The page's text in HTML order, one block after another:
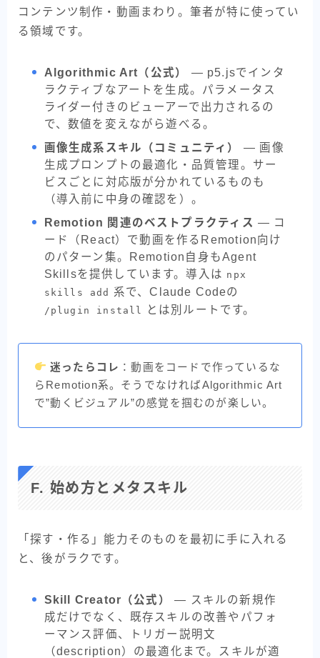
コンテンツ制作・動画まわり。筆者が特に使ってい
る領域です。
Algorithmic Art（公式）
— p5.jsでインタ
ラクティブなアートを生成。パラメータス
ライダー付きのビューアーで出力されるの
で、数値を変えながら遊べる。
画像生成系スキル（コミュニティ）
— 画像
生成プロンプトの最適化・品質管理。サー
ビスごとに対応版が分かれているものも
（導入前に中身の確認を）。
Remotion 関連のベストプラクティス — コ
ード（React）で動画を作るRemotion向け
のパターン集。Remotion自身もAgent
Skillsを提供しています。導入は npx
skills add
系で、Claude Codeの
/plugin install とは別ルートです。
迷ったらコレ ：動画をコードで作っているな
らRemotion系。そうでなければAlgorithmic Art
で”動くビジュアル”の感覚を掴むのが楽しい。
F. 始め方とメタスキル
「探す・作る」能力そのものを最初に手に入れる
と、後がラクです。
Skill Creator（公式）
— スキルの新規作
成だけでなく、既存スキルの改善やパフォ
ーマンス評価、トリガー説明文
（description）の最適化まで。スキルが適